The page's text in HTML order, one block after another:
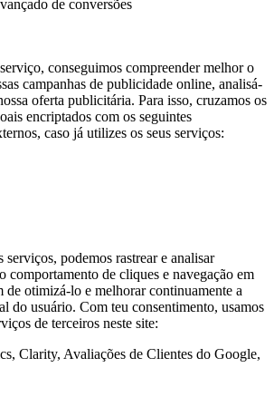
de conversões
conseguimos compreender melhor o
campanhas de publicidade online, analisá-
oferta publicitária. Para isso, cruzamos os
encriptados com os seguintes
caso já utilizes os seus serviços:
serviços, podemos rastrear e analisar
comportamento de cliques e navegação em
de otimizá-lo e melhorar continuamente a
do usuário. Com teu consentimento, usamos
de terceiros neste site:
Clarity, Avaliações de Clientes do Google,